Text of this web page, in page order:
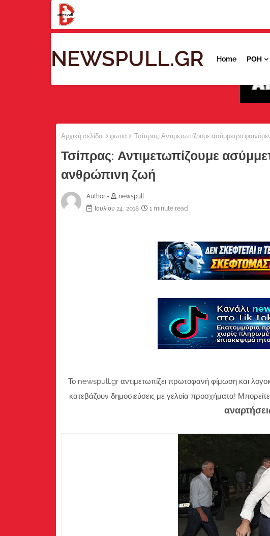
NEWSPULL.GR Home ΡΟΗ
Αρχική σελίδα φωτια Τσίπρας: Αντιμετωπίζουμε ασύμμετρο
Τσίπρας: Αντιμετωπίζουμε
ανθρώπινη ζωή
Author -
newspull
Ιουλίου 24, 2018
1 minute read
Το newspull.gr αντιμετωπίζει πρωτοφανή φίμωση και
κατεβάζουν δημοσιεύσεις με γελοία προσχήματα!